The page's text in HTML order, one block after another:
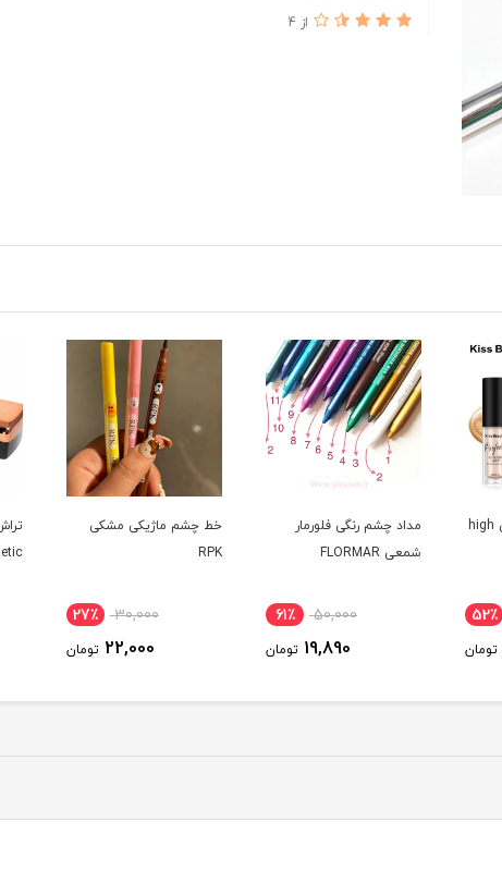
از 4
های لایتر کیس بیوتی high
52٪
تومان
مداد چشم رنگی فلورمار
شمعی FLORMAR
50,000 61٪
19,890 تومان
خط چشم ماژیکی مشکی
RPK
30,000 27٪
22,000 تومان